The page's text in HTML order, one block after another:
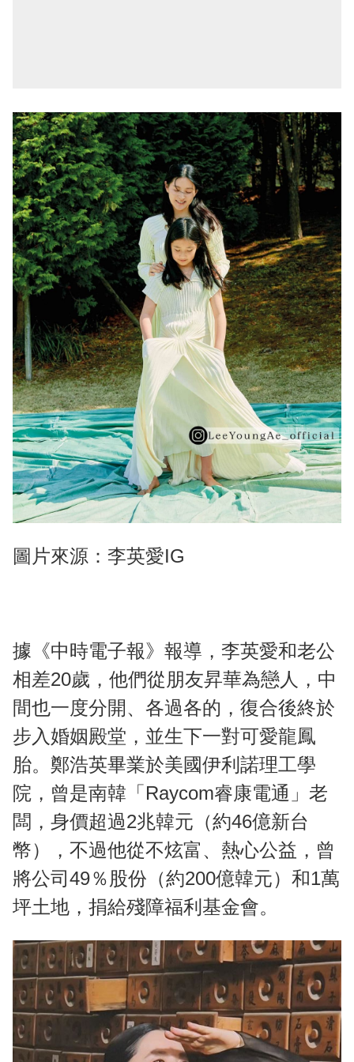
圖片來源：李英愛IG
據《中時電子報》報導，李英愛和老公
相差20歲，他們從朋友昇華為戀人，中
間也一度分開、各過各的，復合後終於
步入婚姻殿堂，並生下一對可愛龍鳳
胎。鄭浩英畢業於美國伊利諾理工學
院，曾是南韓「Raycom睿康電通」老
闆，身價超過2兆韓元（約46億新台
幣），不過他從不炫富、熱心公益，曾
將公司49％股份（約200億韓元）和1萬
坪土地，捐給殘障福利基金會。